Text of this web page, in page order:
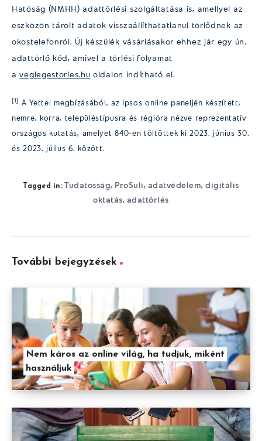
Hatóság (NMHH) adattörlési szolgáltatása is, amellyel az
eszközön tárolt adatok visszaállíthatatlanul törlődnek az
okostelefonról. Új készülék vásárlásakor ehhez jár egy ún.
adattörlő kód, amivel a törlési folyamat
aveglegestorles.hu oldalon indítható el.
[1] A Yettel megbízásából, az Ipsos online paneljén készített,
nemre, korra, településtípusra és régióra nézve reprezentatív
országos kutatás, amelyet 840-en töltöttek ki 2023. június 30.
és 2023. július 6. között.
Tagged in: Tudatosság, ProSuli, adatvédelem,digitális
oktatás, adattörlés
További bejegyzések
Nem káros az online világ, ha tudjuk, miként
használjuk